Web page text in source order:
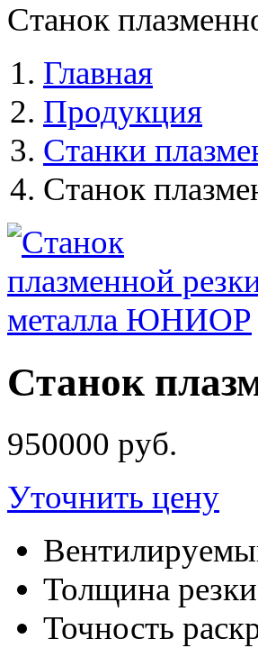
Станок
Главная
Продукция
Станки
Станок
Станок
950000 руб.
Уточнить цену
Толщина
Точность